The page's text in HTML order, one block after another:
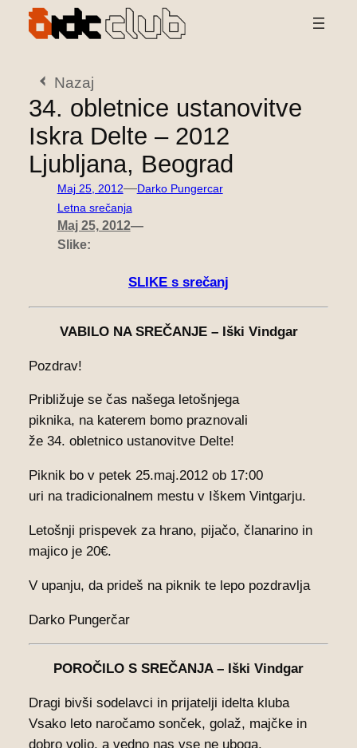
Preskoči
Nazaj
34. obletnice ustanovitve
Iskra Delte – 2012
Ljubljana, Beograd
Maj 25, 2012—Darko Pungercar
Letna srečanja
Maj 25, 2012—
Slike:
SLIKE s srečanj
VABILO NA SREČANJE – Iški Vindgar
Pozdrav!
Približuje se čas našega letošnjega
piknika, na katerem bomo praznovali
že 34. obletnico ustanovitve Delte!
Piknik bo v petek 25.maj.2012 ob 17:00
uri na tradicionalnem mestu v Iškem Vintgarju.
Letošnji prispevek za hrano, pijačo, članarino in
majico je 20€.
V upanju, da prideš na piknik te lepo pozdravlja
Darko Pungerčar
POROČILO S SREČANJA – Iški Vindgar
Dragi bivši sodelavci in prijatelji idelta kluba
Vsako leto naročamo sonček, golaž, majčke in
dobro voljo, a vedno nas vse ne uboga.